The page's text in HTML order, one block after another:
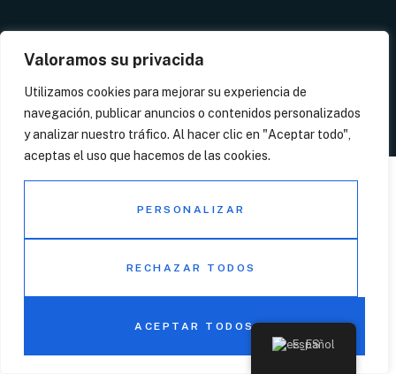
Valoramos su privacida
Utilizamos cookies para mejorar su experiencia de
navegación, publicar anuncios o contenidos personalizados
y analizar nuestro tráfico. Al hacer clic en "Aceptar todo",
aceptas el uso que hacemos de las cookies.
PERSONALIZAR
RECHAZAR TODOS
ACEPTAR TODOS
© 2026 Copyright – Marimon Assessors
Aviso legal
P. de Privacidad P. de Cookies
Español